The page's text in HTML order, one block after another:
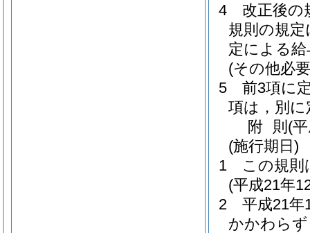
4
改正後の
規則の規
定による
(その他必
5
前3項に
項は，別
附 則 (
(施行期日)
1
この規則
(平成21年
2
平成21年
かかわら